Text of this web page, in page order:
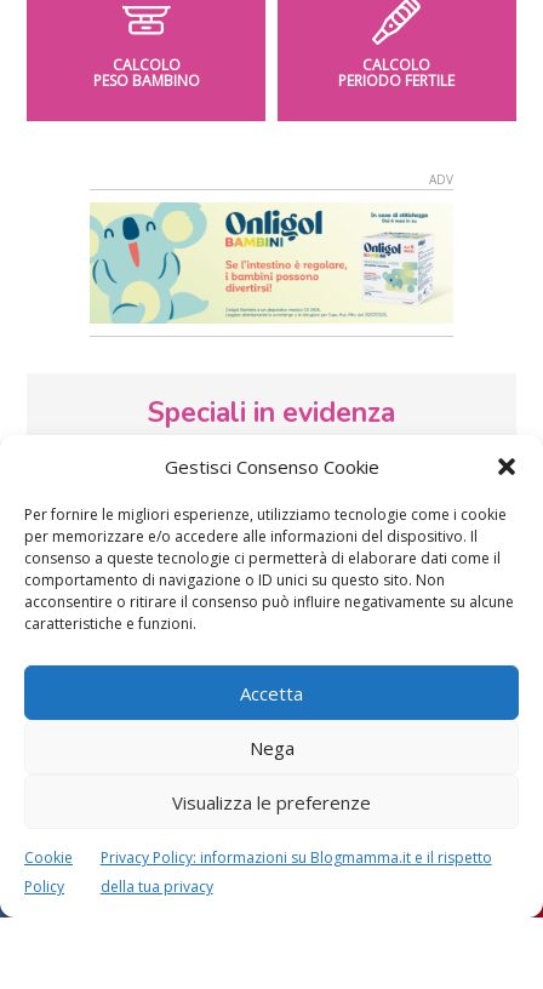
Gestisci Consenso Cookie
Per fornire le migliori esperienze, utilizziamo tecnologie come i cookie
per memorizzare e/o accedere alle informazioni del dispositivo. Il
consenso a queste tecnologie ci permetterà di elaborare dati come il
comportamento di navigazione o ID unici su questo sito. Non
acconsentire o ritirare il consenso può influire negativamente su alcune
caratteristiche e funzioni.
Accetta
Nega
Visualizza le preferenze
Cookie
Policy
Privacy Policy: informazioni su Blogmamma.it e il rispetto
della tua privacy
CALCOLO
PESO BAMBINO
CALCOLO
PERIODO FERTILE
Speciali in evidenza
Vaccini SOS Pediatra
d’auguri, filastrocche